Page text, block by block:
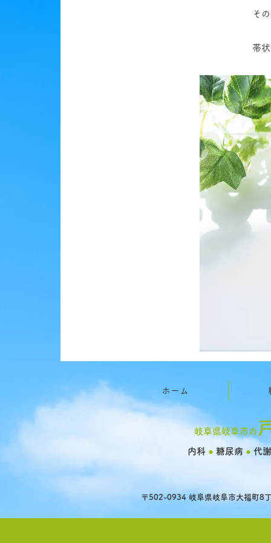
そ
帯
ホーム
岐阜県岐阜市の
内科 ● 糖尿病 ● 代
〒502-0934 岐阜県岐阜市大福町